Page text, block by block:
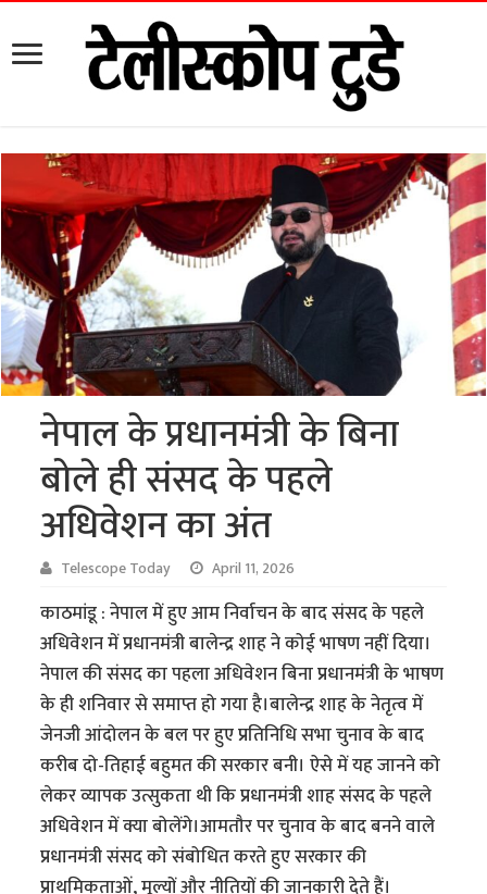
नेपाल के प्रधानमंत्री के बिना
बोले ही संसद के पहले
अधिवेशन का अंत
Telescope Today April 11, 2026
काठमांडू : नेपाल में हुए आम निर्वाचन के बाद संसद के पहले
अधिवेशन में प्रधानमंत्री बालेन्द्र शाह ने कोई भाषण नहीं दिया।
नेपाल की संसद का पहला अधिवेशन बिना प्रधानमंत्री के भाषण
के ही शनिवार से समाप्त हो गया है।बालेन्द्र शाह के नेतृत्व में
जेनजी आंदोलन के बल पर हुए प्रतिनिधि सभा चुनाव के बाद
करीब दो-तिहाई बहुमत की सरकार बनी। ऐसे में यह जानने को
लेकर व्यापक उत्सुकता थी कि प्रधानमंत्री शाह संसद के पहले
अधिवेशन में क्या बोलेंगे।आमतौर पर चुनाव के बाद बनने वाले
प्रधानमंत्री संसद को संबोधित करते हुए सरकार की
प्राथमिकताओं, मूल्यों और नीतियों की जानकारी देते हैं।